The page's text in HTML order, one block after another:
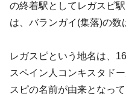
の終着駅としてレガスピ
は、バランガイ(集落)の数
レガスピという地名は、
スペイン人コンキスタド
スピの名前が由来となっ